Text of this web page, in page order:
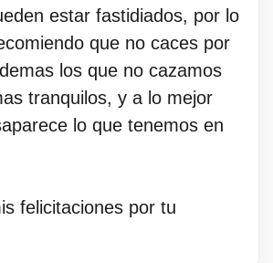
estar fastidiados, por lo
que no caces por
los que no cazamos
tranquilos, y a lo mejor
lo que tenemos en
felicitaciones por tu